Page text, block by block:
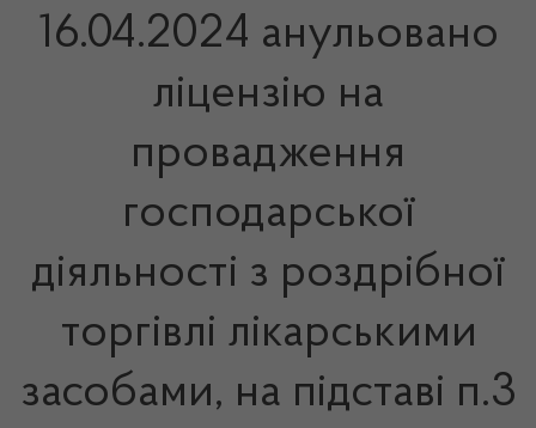
16.04.2024 анульовано
ліцензію на
провадження
господарської
діяльності з роздрібної
торгівлі лікарськими
засобами, на підставі п.3